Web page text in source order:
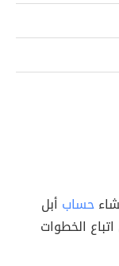
حساب أبل
الخطوات